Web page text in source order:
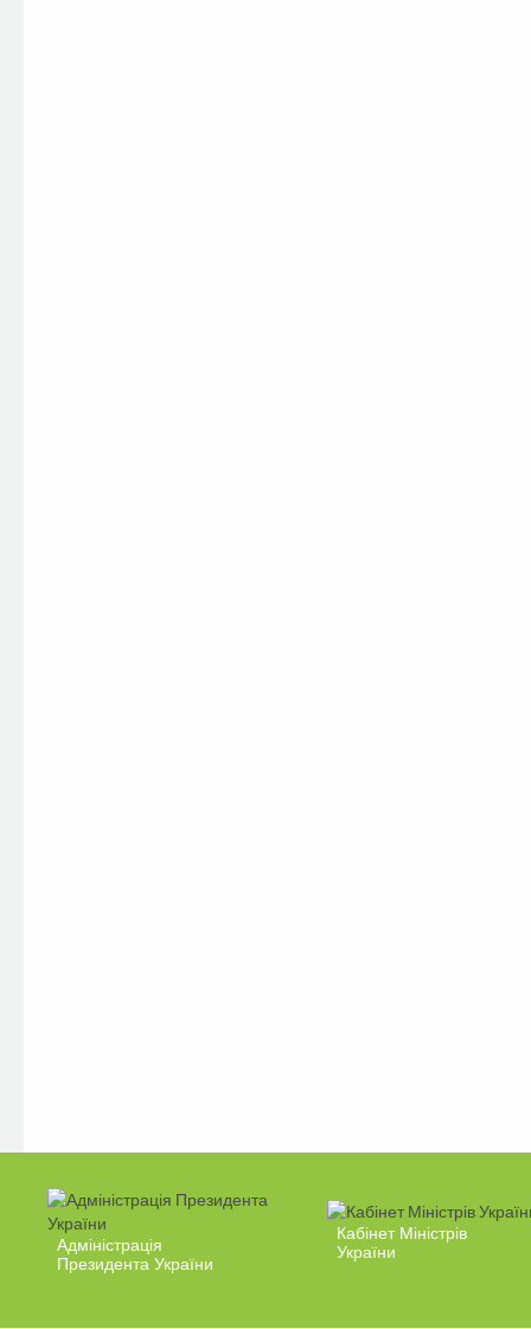
Адміністрація
Президента України
Кабінет Міністрів
України